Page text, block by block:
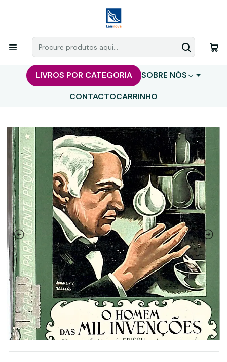
LIVROS POR CATEGORIA
SOBRE NÓS
CONTACTOCARRINHO